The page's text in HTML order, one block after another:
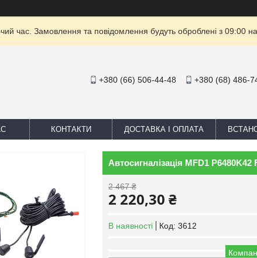
час. Замовлення та повідомлення будуть оброблені з 09:00
+380 (66) 506-44-48 +380 (68) 486-
КОНТАКТИ ДОСТАВКА І ОПЛАТА
Автосигналізація MFD1 P6480K42
2 467 ₴
2 220,30 ₴
В наявності Код: 3612